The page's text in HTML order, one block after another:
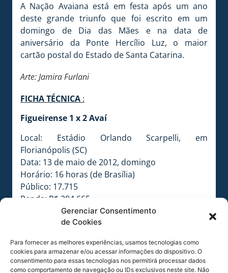
Gerenciar Consentimento
de Cookies
Para fornecer as melhores experiências, usamos tecnologias como
cookies para armazenar e/ou acessar informações do dispositivo. O
consentimento para essas tecnologias nos permitirá processar dados
como comportamento de navegação ou IDs exclusivos neste site. Não
A Nação Avaiana está em festa após um ano
deste grande triunfo que foi escrito em um
domingo de Dia das Mães e na data de
aniversário da Ponte Hercílio Luz, o maior
cartão postal do Estado de Santa Catarina.
Arte: Jamira Furlani
FICHA TÉCNICA :
Figueirense 1 x 2 Avaí
Local: Estádio Orlando Scarpelli, em
Florianópolis (SC)
Data: 13 de maio de 2012, domingo
Horário: 16 horas (de Brasília)
Público: 17.715
Renda: R$ 304.665
Árbitro: Paulo Henrique de Godoy Bezerra
Assistentes: Kleber Lúcio Gil e Nadine Camara
Cartões Amarelos: Luiz Fernando, Guilherme
Santos e Roni (Figueirense); Bruno, Mika e